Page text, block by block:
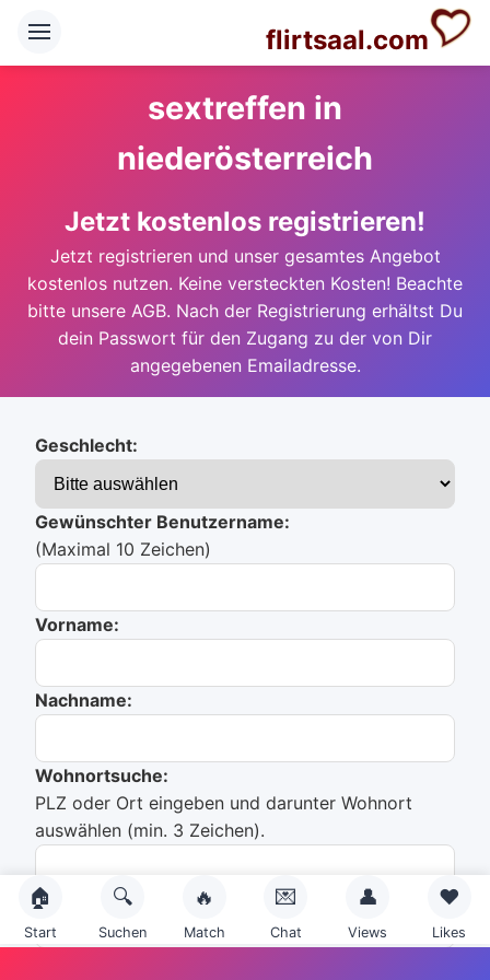
flirtsaal.com
sextreffen in
niederösterreich
Jetzt kostenlos registrieren!
Jetzt registrieren und unser gesamtes Angebot
kostenlos nutzen. Keine versteckten Kosten! Beachte
bitte unsere AGB. Nach der Registrierung erhältst Du
dein Passwort für den Zugang zu der von Dir
angegebenen Emailadresse.
Geschlecht:
Gewünschter Benutzername:
(Maximal 10 Zeichen)
Vorname:
Nachname:
Wohnortsuche:
PLZ oder Ort eingeben und darunter Wohnort
auswählen (min. 3 Zeichen).
🏠
Start
🔍
Suchen
🔥
Match
💌
Chat
👤
Views
❤️
Likes